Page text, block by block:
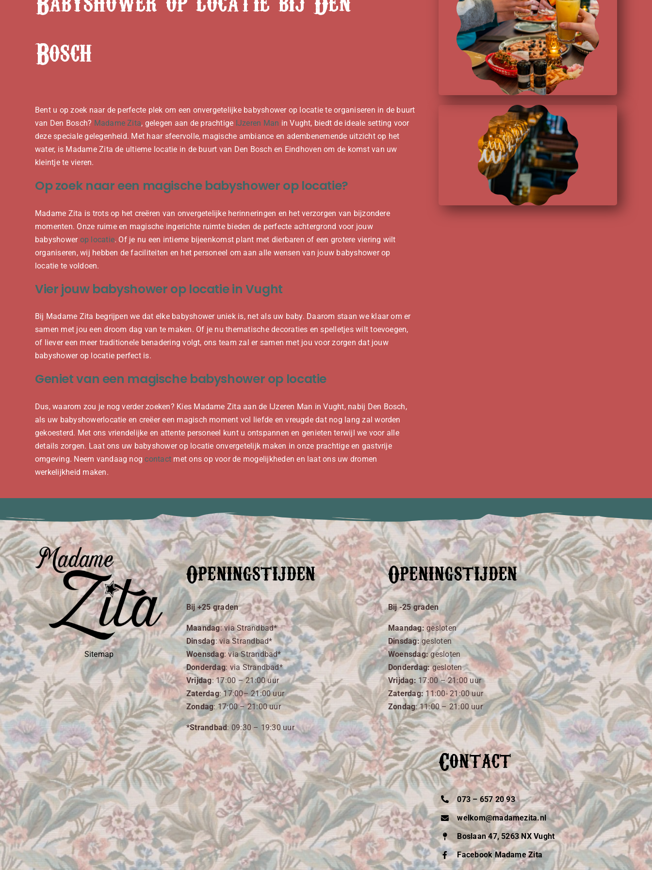
Bosch
Bent u op zoek naar de perfecte plek om een onvergetelijke babyshower op locatie te organiseren in de buurt
van Den Bosch? Madame Zita, gelegen aan de prachtige IJzeren Man in Vught, biedt de ideale setting voor
deze speciale gelegenheid. Met haar sfeervolle, magische ambiance en adembenemende uitzicht op het
water, is Madame Zita de ultieme locatie in de buurt van Den Bosch en Eindhoven om de komst van uw
kleintje te vieren.
Op zoek naar een magische babyshower op locatie?
Madame Zita is trots op het creëren van onvergetelijke herinneringen en het verzorgen van bijzondere
momenten. Onze ruime en magische ingerichte ruimte bieden de perfecte achtergrond voor jouw
babyshower op locatie. Of je nu een intieme bijeenkomst plant met dierbaren of een grotere viering wilt
organiseren, wij hebben de faciliteiten en het personeel om aan alle wensen van jouw babyshower op
locatie te voldoen.
Vier jouw babyshower op locatie in Vught
Bij Madame Zita begrijpen we dat elke babyshower uniek is, net als uw baby. Daarom staan we klaar om er
samen met jou een droom dag van te maken. Of je nu thematische decoraties en spelletjes wilt toevoegen,
of liever een meer traditionele benadering volgt, ons team zal er samen met jou voor zorgen dat jouw
babyshower op locatie perfect is.
Geniet van een magische babyshower op locatie
Dus, waarom zou je nog verder zoeken? Kies Madame Zita aan de IJzeren Man in Vught, nabij Den Bosch,
als uw babyshowerlocatie en creëer een magisch moment vol liefde en vreugde dat nog lang zal worden
gekoesterd. Met ons vriendelijke en attente personeel kunt u ontspannen en genieten terwijl we voor alle
details zorgen. Laat ons uw babyshower op locatie onvergetelijk maken in onze prachtige en gastvrije
omgeving. Neem vandaag nogcontact met ons op voor de mogelijkheden en laat ons uw dromen
werkelijkheid maken.
Sitemap
Openingstijden
Bij +25 graden
Maandag:via Strandbad*
Dinsdag:via Strandbad*
Woensdag:via Strandbad*
Donderdag: via Strandbad*
Vrijdag: 17:00– 21:00 uur
Zaterdag: 17:00– 21:00 uur
Zondag: 17:00– 21:00 uur
*Strandbad: 09:30 – 19:30 uur
Openingstijden
Bij -25 graden
Maandag: gesloten
Dinsdag:gesloten
Woensdag:gesloten
Donderdag:gesloten
Vrijdag:17:00 – 21:00 uur
Zaterdag: 11:00- 21:00 uur
Zondag: 11:00 – 21:00 uur
Contact
073 – 657 20 93
welkom@madamezita.nl
Boslaan 47, 5263 NX Vught
Facebook Madame Zita